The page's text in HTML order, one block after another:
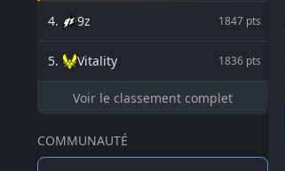
4. 9z 1847 pts
5. Vitality 1836 pts
Voir le classement complet
COMMUNAUTÉ